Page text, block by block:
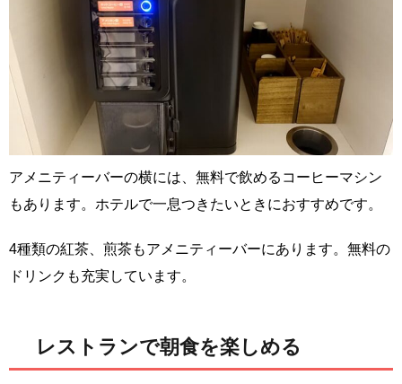
アメニティーバーの横には、無料で飲めるコーヒーマシン
もあります。ホテルで一息つきたいときにおすすめです。
4種類の紅茶、煎茶もアメニティーバーにあります。無料の
ドリンクも充実しています。
レストランで朝食を楽しめる